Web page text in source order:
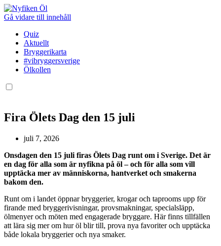
Gå vidare till innehåll
Quiz
Aktuellt
Bryggerikarta
#vibryggersverige
Ölkollen
Fira Ölets Dag den 15 juli
juli 7, 2026
Onsdagen den 15 juli firas Ölets Dag runt om i Sverige. Det är
en dag för alla som är nyfikna på öl – och för alla som vill
upptäcka mer av människorna, hantverket och smakerna
bakom den.
Runt om i landet öppnar bryggerier, krogar och taprooms upp för
firande med bryggerivisningar, provsmakningar, specialsläpp,
ölmenyer och möten med engagerade bryggare. Här finns tillfällen
att lära sig mer om hur öl blir till, prova nya favoriter och upptäcka
både lokala bryggerier och nya smaker.